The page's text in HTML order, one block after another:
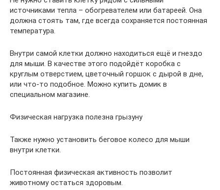
источниками тепла – обогревателем или батареей. Она
должна стоять там, где всегда сохраняется постоянная
температура.
Внутри самой клетки должно находиться ещё и гнездо
для мыши. В качестве этого подойдёт коробка с
круглым отверстием, цветочный горшок с дырой в дне,
или что-то подобное. Можно купить домик в
специальном магазине.
Физическая нагрузка полезна грызуну
Также нужно установить беговое колесо для мыши
внутри клетки.
Постоянная физическая активность позволит
животному остаться здоровым.